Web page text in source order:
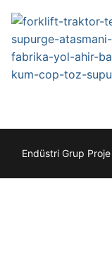
Endüstri Grup